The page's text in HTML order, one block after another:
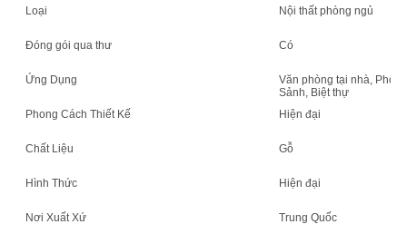
BẢO
MẬT
Loại Nội thất phòng ngủ
Đóng gói qua thư Có
Ứng Dụng
Văn phòng tại nhà,
Sảnh, Biệt thự
Phong Cách Thiết Kế
Hiện đại
Chất Liệu Gỗ
Hình Thức Hiện đại
Nơi Xuất Xứ Trung Quốc